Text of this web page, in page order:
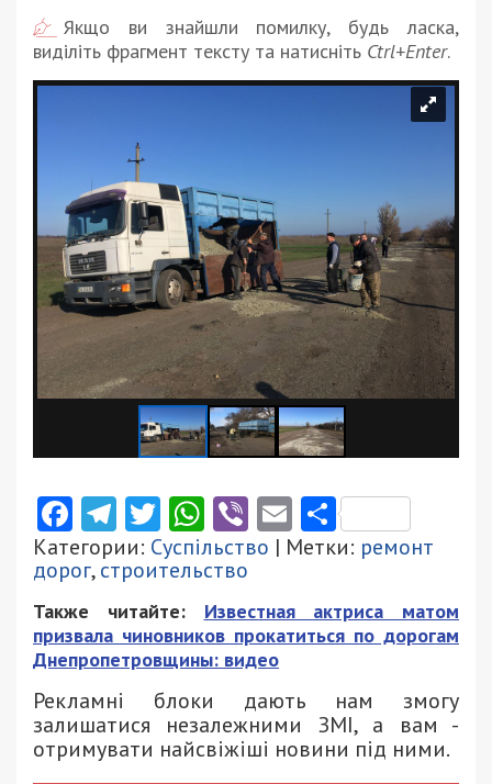
Якщо ви знайшли помилку, будь ласка,
виділіть фрагмент тексту та натисніть Ctrl+Enter.
Facebook
Telegram
Twitter
WhatsApp
ViberEmail
Категории: Суспільство | Метки: ремонт
дорог,строительство
Также читайте: Известная актриса матом
призвала чиновников прокатиться по дорогам
Днепропетровщины: видео
Рекламні блоки дають нам змогу
залишатися незалежними ЗМІ, а вам -
отримувати найсвіжіші новини під ними.